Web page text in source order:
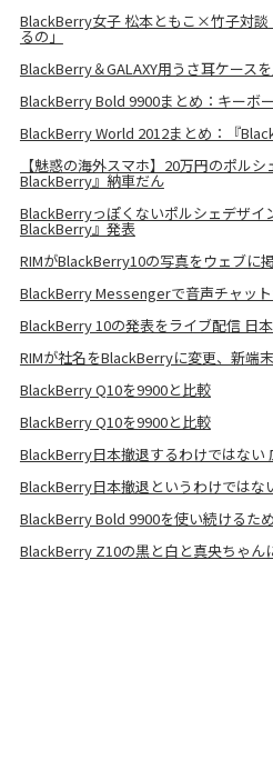
BlackBerry女子 松本ともこ×竹子対談
るの」
BlackBerry＆GALAXY用うさ耳ケース
BlackBerry Bold 9900まとめ：キーボ
BlackBerry World 2012まとめ：『
【魅惑の海外スマホ】20万円のポル
BlackBerry』納車だん
BlackBerryっぽくないポルシェデザ
BlackBerry』発表
RIMがBlackBerry10の写真をウェブに
BlackBerry Messengerで音声チャッ
BlackBerry 10の発表をライブ配信 日
RIMが社名をBlackBerryに変更、新端
BlackBerry Q10を9900と比較
BlackBerry Q10を9900と比較
BlackBerry日本撤退するわけではない
BlackBerry日本撤退というわけではな
BlackBerry Bold 9900を使い続けるた
BlackBerry Z10の黒と白と真央ちゃん